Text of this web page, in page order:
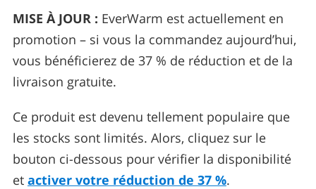
MISE À JOUR : EverWarm est actuellement en
promotion – si vous la commandez aujourd’hui,
vous bénéficierez de 37 % de réduction et de la
livraison gratuite.
Ce produit est devenu tellement populaire que
les stocks sont limités. Alors, cliquez sur le
bouton ci-dessous pour vérifier la disponibilité
et activer votre réduction de 37 %.